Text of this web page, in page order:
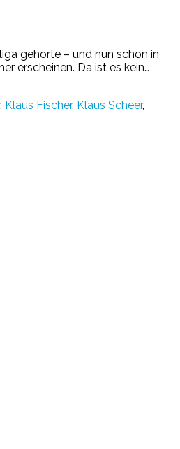
gehörte – und nun schon in
erscheinen. Da ist es kein…
, Klaus Fischer, Klaus Scheer,